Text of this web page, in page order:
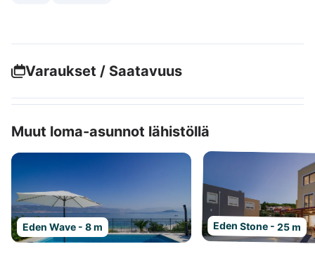
Varaukset / Saatavuus
Muut loma-asunnot lähistöllä
Eden Wave - 8 m Eden Stone - 25 m